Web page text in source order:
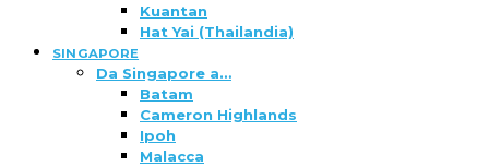
Kuantan
Hat Yai (Thailandia)
SINGAPORE
Da Singapore a…
Batam
Cameron Highlands
Ipoh
Malacca